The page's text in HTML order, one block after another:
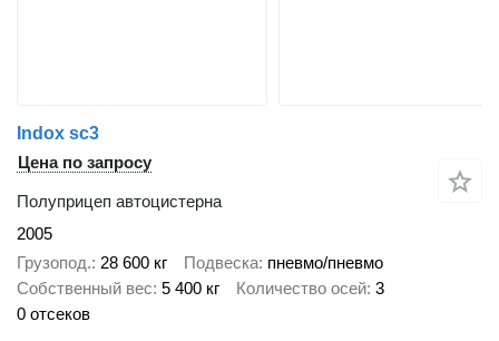
Indox sc3
Цена по запросу
Полуприцеп автоцистерна
2005
Грузопод. 28 600 кг Подвеска пневмо/пневмо
Собственный вес 5 400 кг Количество осей 3
0 отсеков